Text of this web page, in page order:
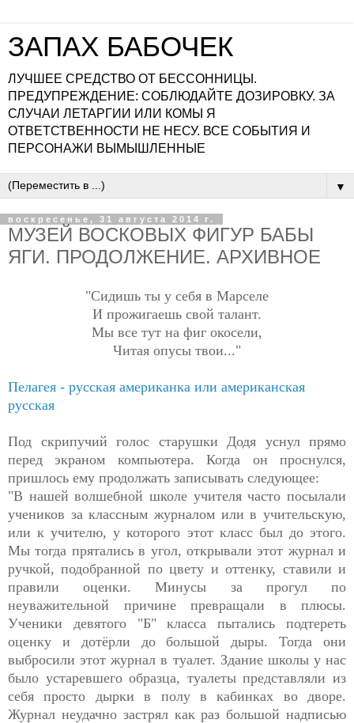
ЗАПАХ БАБОЧЕК
ЛУЧШЕЕ СРЕДСТВО ОТ БЕССОННИЦЫ.
ПРЕДУПРЕЖДЕНИЕ: СОБЛЮДАЙТЕ ДОЗИРОВКУ. ЗА
СЛУЧАИ ЛЕТАРГИИ ИЛИ КОМЫ Я
ОТВЕТСТВЕННОСТИ НЕ НЕСУ. ВСЕ СОБЫТИЯ И
ПЕРСОНАЖИ ВЫМЫШЛЕННЫЕ
▼
воскресенье, 31 августа 2014 г.
МУЗЕЙ ВОСКОВЫХ ФИГУР БАБЫ
ЯГИ. ПРОДОЛЖЕНИЕ. АРХИВНОЕ
"Сидишь ты у себя в Марселе
И прожигаешь свой талант.
Мы все тут на фиг окосели,
Читая опусы твои..."
Пелагея - русская американка или американская
русская
Под скрипучий голос старушки Додя уснул прямо
перед экраном компьютера. Когда он проснулся,
пришлось ему продолжать записывать следующее:
"В нашей волшебной школе учителя часто посылали
учеников за классным журналом или в учительскую,
или к учителю, у которого этот класс был до этого.
Мы тогда прятались в угол, открывали этот журнал и
ручкой, подобранной по цвету и оттенку, ставили и
правили оценки. Минусы за прогул по
неуважительной причине превращали в плюсы.
Ученики девятого "Б" класса пытались подтереть
оценку и дотёрли до большой дыры. Тогда они
выбросили этот журнал в туалет. Здание школы у нас
было устаревшего образца, туалеты представляли из
себя просто дырки в полу в кабинках во дворе.
Журнал неудачно застрял как раз большой надписью